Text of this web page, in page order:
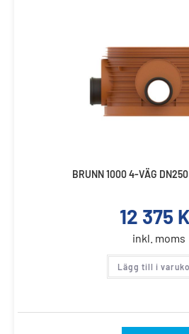
BRUNN 1000 4-VÄG
12 375
inkl. moms
Lägg till i